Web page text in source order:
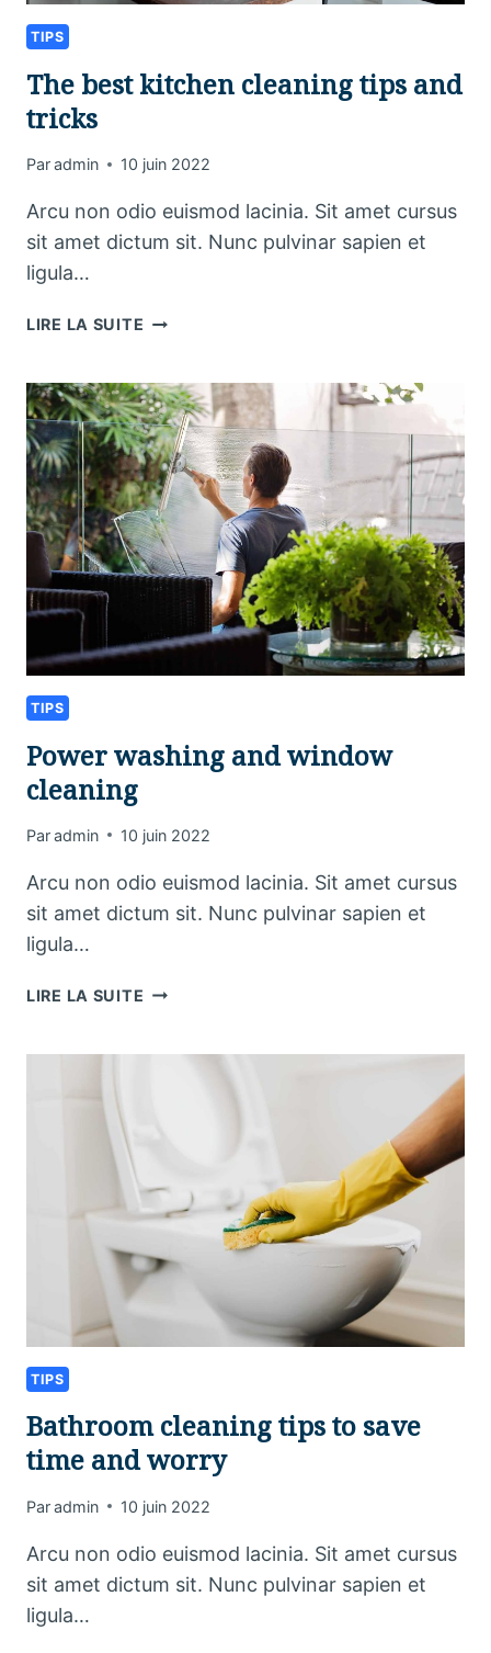
TIPS
The best kitchen cleaning tips and
tricks
Paradmin 10 juin 2022
Arcu non odio euismod lacinia. Sit amet cursus
sit amet dictum sit. Nunc pulvinar sapien et
ligula…
LIRE LA SUITE THE
CLEANING
TIPS
AND
TRICKS
TIPS
Power washing and window
cleaning
Paradmin 10 juin 2022
Arcu non odio euismod lacinia. Sit amet cursus
sit amet dictum sit. Nunc pulvinar sapien et
ligula…
LIRE LA SUITE POWER
TIPS
Bathroom cleaning tips to save
time and worry
Paradmin 10 juin 2022
Arcu non odio euismod lacinia. Sit amet cursus
sit amet dictum sit. Nunc pulvinar sapien et
ligula…